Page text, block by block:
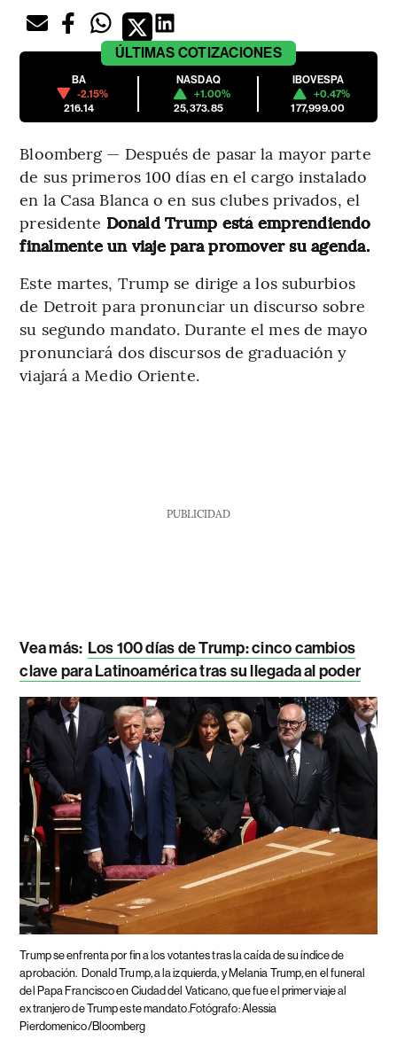
ÚLTIMAS COTIZACIONES
BA
-2.15%
216.14
NASDAQ
+1.00%
25,373.85
IBOVESPA
+0.47%
177,999.00
Bloomberg — Después de pasar la mayor parte
de sus primeros 100 días en el cargo instalado
en la Casa Blanca o en sus clubes privados, el
presidente Donald Trump está emprendiendo
finalmente un viaje para promover su agenda.
Este martes, Trump se dirige a los suburbios
de Detroit para pronunciar un discurso sobre
su segundo mandato. Durante el mes de mayo
pronunciará dos discursos de graduación y
viajará a Medio Oriente.
PUBLICIDAD
Vea más: Los 100 días de Trump: cinco cambios
clave para Latinoamérica tras su llegada al poder
Trump se enfrenta por fin a los votantes tras la caída de su índice de
aprobación. Donald Trump, a la izquierda, y Melania Trump, en el funeral
del Papa Francisco en Ciudad del Vaticano, que fue el primer viaje al
extranjero de Trump este mandato.Fotógrafo: Alessia
Pierdomenico/Bloomberg